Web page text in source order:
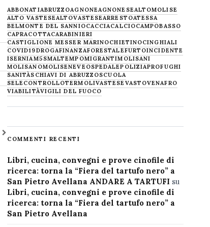
ABBONATIABRUZZOAGNONEAGNONESEALTOMOLISE
ALTO VASTESEALTOVASTESEARRESTOATESSA
BELMONTE DEL SANNIOCACCIACALCIOCAMPOBASSO
CAPRACOTTACARABINIERI
CASTIGLIONE MESSER MARINOCHIETINOCINGHIALI
COVID19DROGAFINANZAFORESTALEFURTOINCIDENTE
ISERNIAM5SMALTEMPOMIGRANTIMOLISANI
MOLISANOMOLISENEVE OSPEDALEPOLIZIAPROFUGHI
SANITÀSCHIAVI DI ABRUZZOSCUOLA
SELECONTROLLOTERMOLIVASTESE VASTOVENAFRO
VIABILITÀVIGILI DEL FUOCO
COMMENTI RECENTI
Libri, cucina, convegni e prove cinofile di
ricerca: torna la “Fiera del tartufo nero” a
San Pietro Avellana ANDARE A TARTUFI su
Libri, cucina, convegni e prove cinofile di
ricerca: torna la “Fiera del tartufo nero” a
San Pietro Avellana